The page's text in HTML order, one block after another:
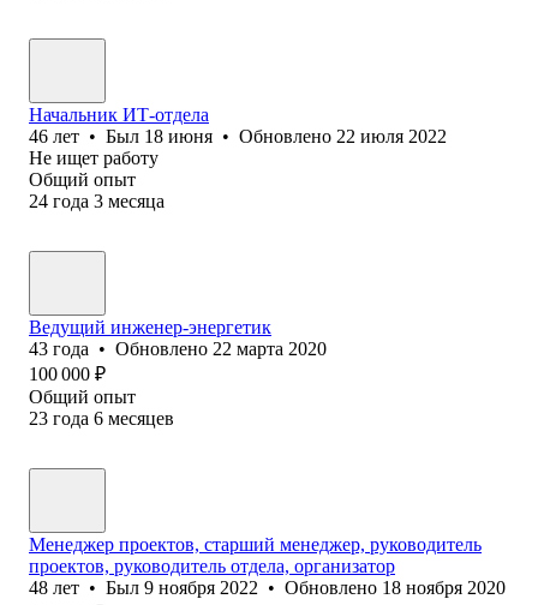
Начальник ИТ-отдела
46 лет • Был 18 июня • Обновлено 22 июля 2022
Не ищет работу
Общий опыт
24 года 3 месяца
Ведущий инженер-энергетик
43 года • Обновлено 22 марта 2020
100 000 ₽
Общий опыт
23 года 6 месяцев
Менеджер проектов, старший менеджер, руководитель
проектов, руководитель отдела, организатор
48 лет • Был 9 ноября 2022 • Обновлено 18 ноября 2020